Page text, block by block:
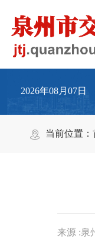
2026年08月07日
当前位置：
来源 :泉